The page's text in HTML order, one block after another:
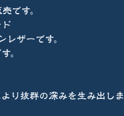
です。
ザーです。
。
り抜群の深みを生み出しま